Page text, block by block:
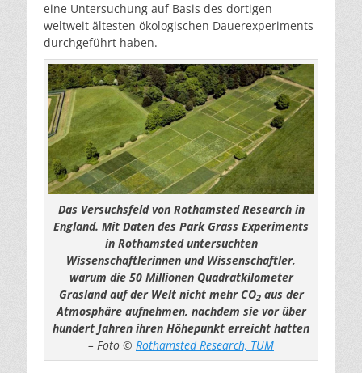
eine Untersuchung auf Basis des dortigen
weltweit ältesten ökologischen Dauerexperiments
durchgeführt haben.
Das Versuchsfeld von Rothamsted Research in
England. Mit Daten des Park Grass Experiments
in Rothamsted untersuchten
Wissenschaftlerinnen und Wissenschaftler,
warum die 50 Millionen Quadratkilometer
Grasland auf der Welt nicht mehr CO2aus der
Atmosphäre aufnehmen, nachdem sie vor über
hundert Jahren ihren Höhepunkt erreicht hatten
– Foto © Rothamsted Research, TUM